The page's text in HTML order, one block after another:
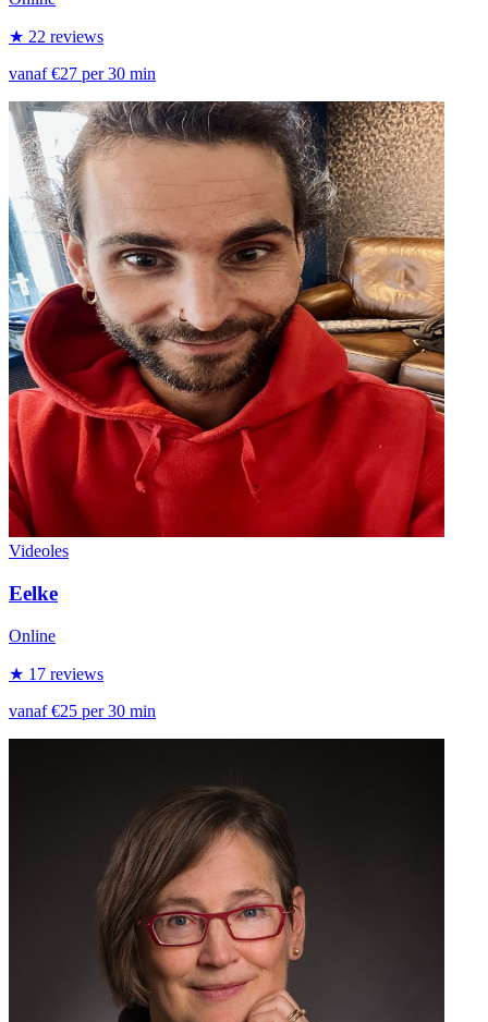
★ 22 reviews
vanaf €27 per 30 min
Videoles
Eelke
Online
★ 17 reviews
vanaf €25 per 30 min